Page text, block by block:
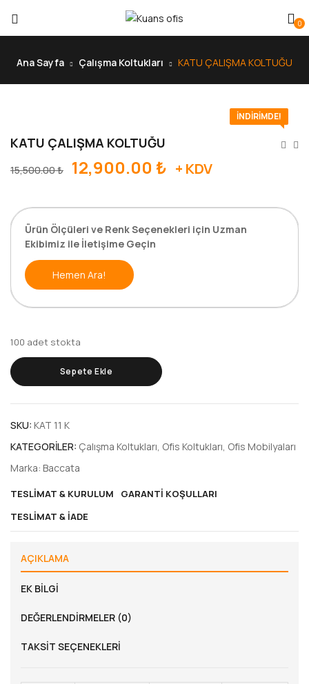
0
Ana Sayfa Çalışma Koltukları KATU ÇALIŞMA KOLTUĞU
İNDIRIMDE!
KATU ÇALIŞMA KOLTUĞU
15,500.00₺ 12,900.00 ₺ + KDV
Ürün Ölçüleri ve Renk Seçenekleri için Uzman
Ekibimiz ile İletişime Geçin
Hemen Ara!
100 adet stokta
Sepete Ekle
SKU: KAT 11 K
KATEGORILER: Çalışma Koltukları, Ofis Koltukları, Ofis Mobilyaları
Marka: Baccata
TESLIMAT & KURULUM
GARANTI KOŞULLARI
TESLIMAT & İADE
AÇIKLAMA
EK BILGI
DEĞERLENDIRMELER (0)
TAKSIT SEÇENEKLERI